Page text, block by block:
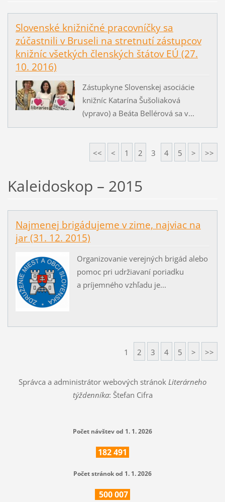
Slovenské knižničné pracovníčky sa
zúčastnili v Bruseli na stretnutí zástupcov
knižníc všetkých členských štátov EÚ (27.
10. 2016)
Zástupkyne Slovenskej asociácie
knižníc Katarína Šušoliaková
(vpravo) a Beáta Bellérová sa v...
<< < 1 2 3 4 5 > >>
Kaleidoskop – 2015
Najmenej brigádujeme v zime, najviac na
jar (31. 12. 2015)
Organizovanie verejných brigád alebo
pomoc pri udržiavaní poriadku
a príjemného vzhľadu je...
1 2 3 4 5 > >>
Správca a administrátor webových stránok Literárneho
týždenníka: Štefan Cifra
Počet návštev od 1. 1. 2026
182491
Počet stránok od 1. 1. 2026
500007